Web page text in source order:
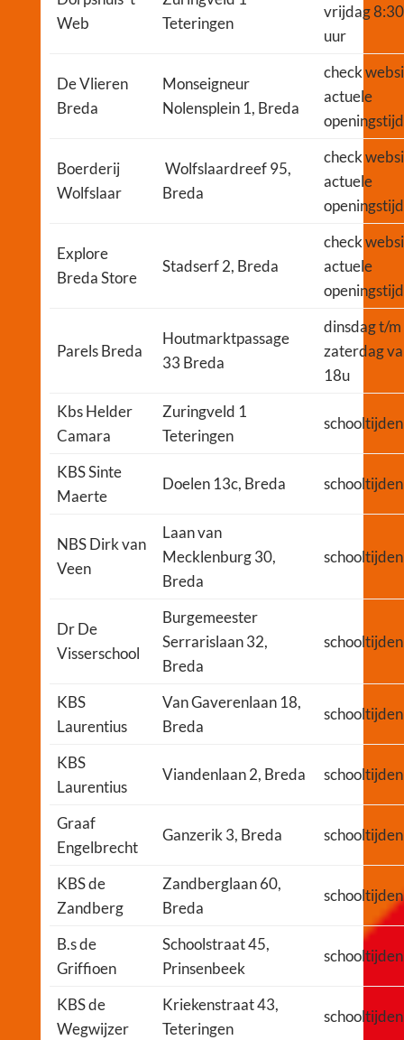
Web
Teteringen
vrijdag
uur
De Vlieren
Breda
Monseigneur
Nolensplein 1, Breda
check
actuele
Boerderij
Wolfslaar
Wolfslaardreef 95,
Breda
check
actuele
Explore
Breda Store
Stadserf 2, Breda
check
actuele
Parels Breda
Houtmarktpassage
33 Breda
dinsdag t/m
zaterdag
18u
Kbs Helder
Camara
Zuringveld 1
Teteringen
schooltijden
KBS Sinte
Maerte
Doelen 13c, Breda schooltijden
NBS Dirk van
Veen
Laan van
Mecklenburg 30,
Breda
schooltijden
Dr De
Visserschool
Burgemeester
Serrarislaan 32,
Breda
schooltijden
KBS
Laurentius
Van Gaverenlaan 18,
Breda
schooltijden
KBS
Laurentius
Viandenlaan 2, Breda schooltijden
Graaf
Engelbrecht
Ganzerik 3, Breda schooltijden
KBS de
Zandberg
Zandberglaan 60,
Breda
schooltijden
B.s de
Griffioen
Schoolstraat 45,
Prinsenbeek
schooltijden
KBS de
Wegwijzer
Kriekenstraat 43,
Teteringen
schooltijden